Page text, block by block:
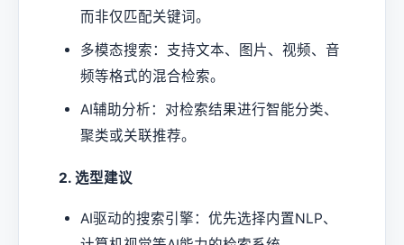
而非仅匹配关键词。
多模态搜索：支持文本、图片、视频、音
频等格式的混合检索。
AI辅助分析：对检索结果进行智能分类、
聚类或关联推荐。
2. 选型建议
AI驱动的搜索引擎：优先选择内置NLP、